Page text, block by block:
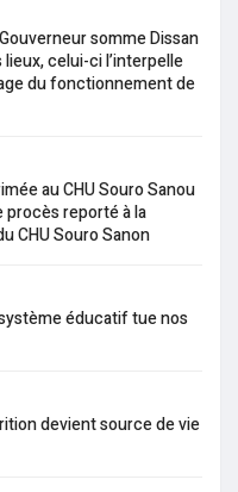
somme Dissan
celui-ci l’interpelle
du fonctionnement de
au CHU Souro Sanou
procès reporté à la
CHU Souro Sanon
éducatif tue nos
devient source de vie